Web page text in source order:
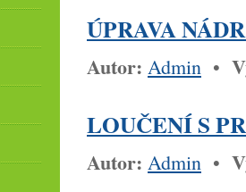
ÚPRAVA
Autor: Admin •
LOUČENÍ S
Autor: Admin •